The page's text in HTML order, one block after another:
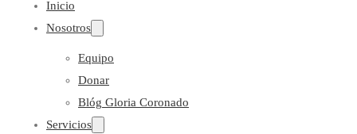
Inicio
Nosotros
Equipo
Donar
Blóg Gloria Coronado
Servicios